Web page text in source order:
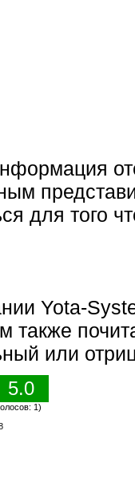
для того
Yota-
также
или
5.0
1)